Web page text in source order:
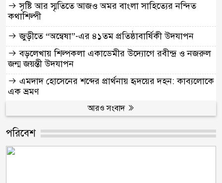
সৃষ্টি আর স্মৃতিতে আজও অমর বাংলা সাহিত্যের নন্দিত
কথাশিল্পী
জুড়ীতে “অন্বেষা”-এর ৪১তম প্রতিষ্ঠাবার্ষিকী উদযাপন
বড়লেখায় শিল্পকলা একাডেমীর উদ্যোগে রবীন্দ্র ও নজরুল
জন্ম জয়ন্তী উদযাপন
এমদাদ হোসেনের শব্দের প্রার্থনায় হৃদয়ের দহন: কাব্যলোকে
এক ভ্রমণ
আরও সংবাদ
পরিবেশ